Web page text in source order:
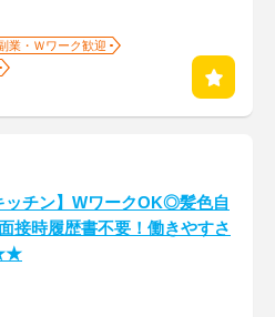
業・Ｗワーク歓迎
ッチン】WワークOK◎髪色自
接時履歴書不要！働きやすさ